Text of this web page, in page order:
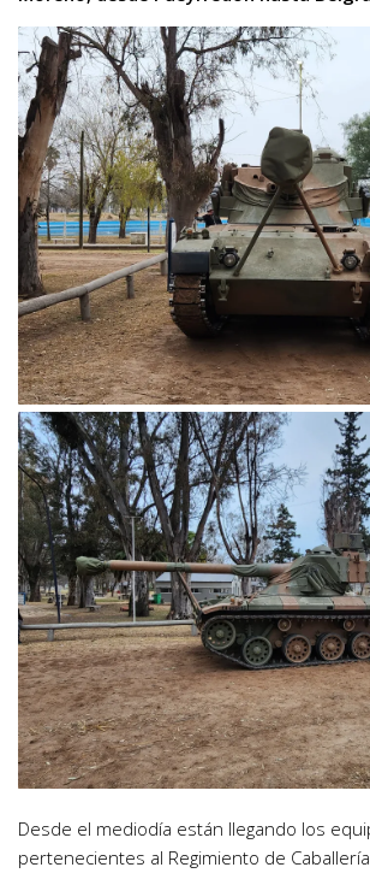
Desde el mediodía están llegando los
pertenecientes al Regimiento de